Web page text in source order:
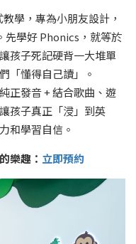
學，專為小朋友設計，
先學好 Phonics，就等於
孩子死記硬背一大堆單
「懂得自己讀」。
正發音 + 結合歌曲、遊
孩子真正「浸」到英
和學習自信。
樂趣： 立即預約